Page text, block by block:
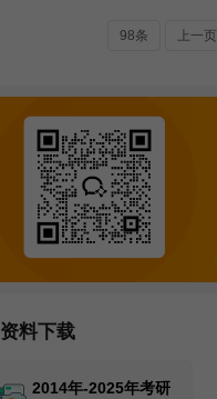
98条 上一页
资料下载
2014年-2025年考研